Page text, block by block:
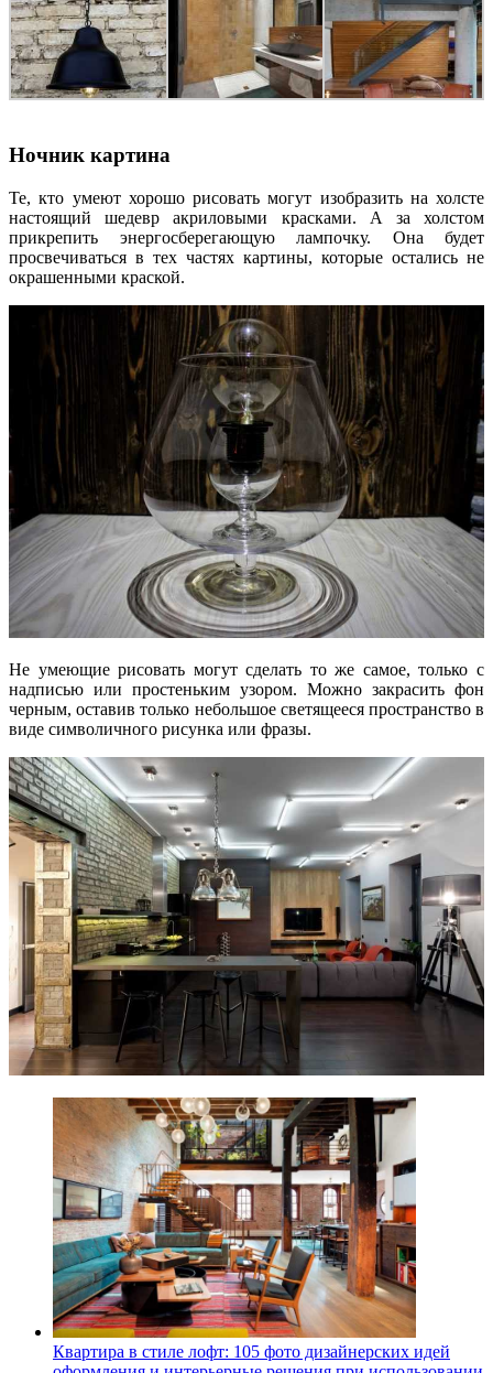
Ночник картина
Те, кто умеют хорошо рисовать могут изобразить на холсте
настоящий шедевр акриловыми красками. А за холстом
прикрепить энергосберегающую лампочку. Она будет
просвечиваться в тех частях картины, которые остались не
окрашенными краской.
Не умеющие рисовать могут сделать то же самое, только с
надписью или простеньким узором. Можно закрасить фон
черным, оставив только небольшое светящееся пространство в
виде символичного рисунка или фразы.
Квартира в стиле лофт: 105 фото дизайнерских идей